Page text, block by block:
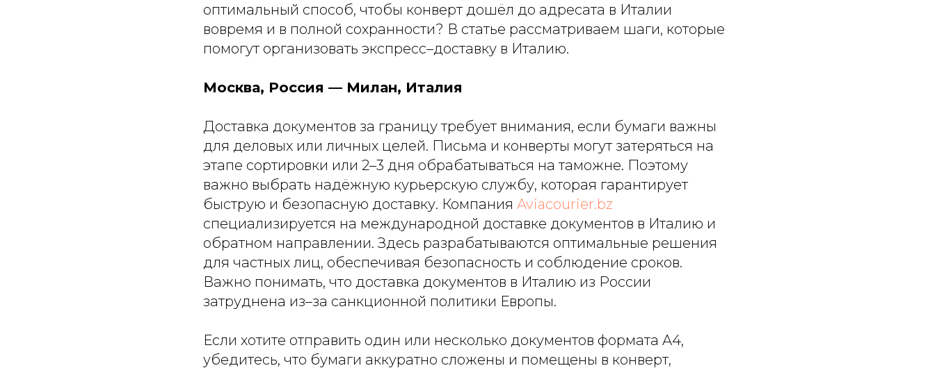
оптимальный способ, чтобы конверт дошёл до адресата в Италии
вовремя и в полной сохранности? В статье рассматриваем шаги, которые
помогут организовать экспресс–доставку в Италию.
Москва, Россия — Милан, Италия
Доставка документов за границу требует внимания, если бумаги важны
для деловых или личных целей. Письма и конверты могут затеряться на
этапе сортировки или 2–3 дня обрабатываться на таможне. Поэтому
важно выбрать надёжную курьерскую службу, которая гарантирует
быструю и безопасную доставку. Компания Aviacourier.bz
специализируется на международной доставке документов в Италию и
обратном направлении. Здесь разрабатываются оптимальные решения
для частных лиц, обеспечивая безопасность и соблюдение сроков.
Важно понимать, что доставка документов в Италию из России
затруднена из–за санкционной политики Европы.
Если хотите отправить один или несколько документов формата A4,
убедитесь, что бумаги аккуратно сложены и помещены в конверт,